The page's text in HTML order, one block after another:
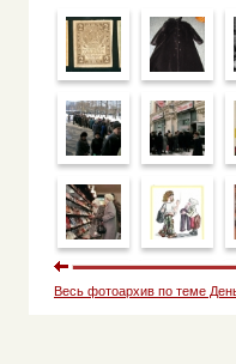
Весь фотоархив по теме